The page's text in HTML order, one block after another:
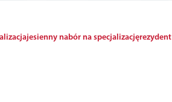
jesienny nabór na specjalizacjęrezydent